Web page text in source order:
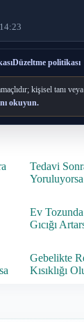
Düzeltme politikası
kişisel tanı
okuyun.
Tedavi
Yoruluyorsa
Ev
Gıcığı
Gebelikte
Kısıklığı